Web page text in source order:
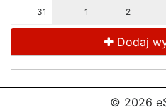
31 1 2
Dodaj
© 2026